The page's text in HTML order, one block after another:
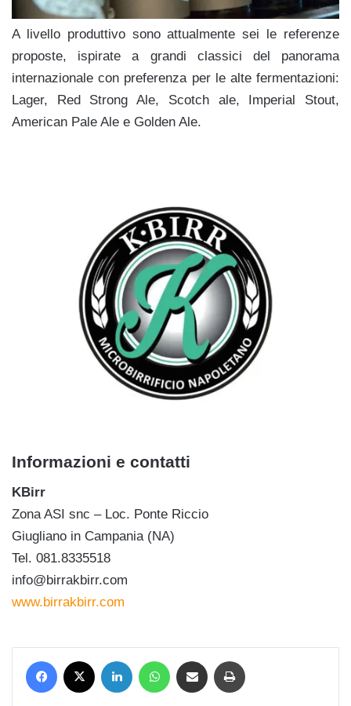
A livello produttivo sono attualmente sei le referenze
proposte, ispirate a grandi classici del panorama
internazionale con preferenza per le alte fermentazioni:
Lager, Red Strong Ale, Scotch ale, Imperial Stout,
American Pale Ale e Golden Ale.
Informazioni e contatti
KBirr
Zona ASI snc – Loc. Ponte Riccio
Giugliano in Campania (NA)
Tel. 081.8335518
info@birrakbirr.com
www.birrakbirr.com
Facebook LinkedIn WhatsApp Condividi via mail